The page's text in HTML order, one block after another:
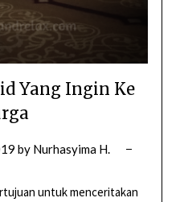
Yang Ingin Ke
by Nurhasyima H.
untuk menceritakan